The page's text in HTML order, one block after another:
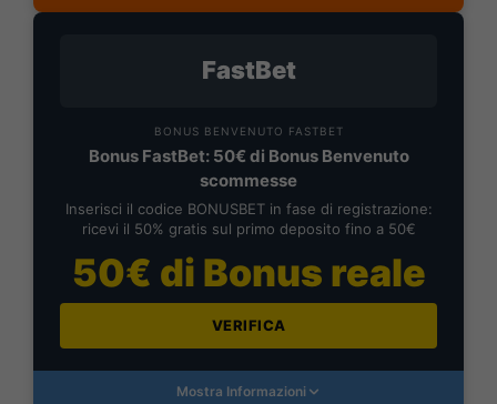
FastBet
BONUS BENVENUTO FASTBET
Bonus FastBet: 50€ di Bonus Benvenuto
scommesse
Inserisci il codice BONUSBET in fase di registrazione:
ricevi il 50% gratis sul primo deposito fino a 50€
50€ di Bonus reale
VERIFICA
Mostra Informazioni